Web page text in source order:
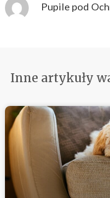
Pupile pod
Inne artykuły